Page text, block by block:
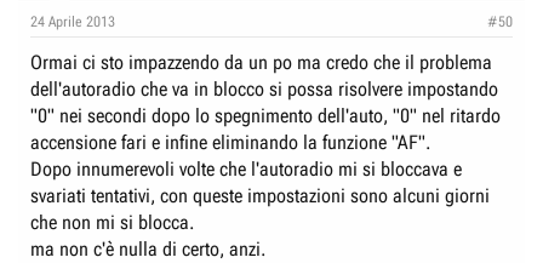
24 Aprile 2013 #50
Ormai ci sto impazzendo da un po ma credo che il problema
dell'autoradio che va in blocco si possa risolvere impostando
"0" nei secondi dopo lo spegnimento dell'auto, "0" nel ritardo
accensione fari e infine eliminando la funzione "AF".
Dopo innumerevoli volte che l'autoradio mi si bloccava e
svariati tentativi, con queste impostazioni sono alcuni giorni
che non mi si blocca.
ma non c'è nulla di certo, anzi.